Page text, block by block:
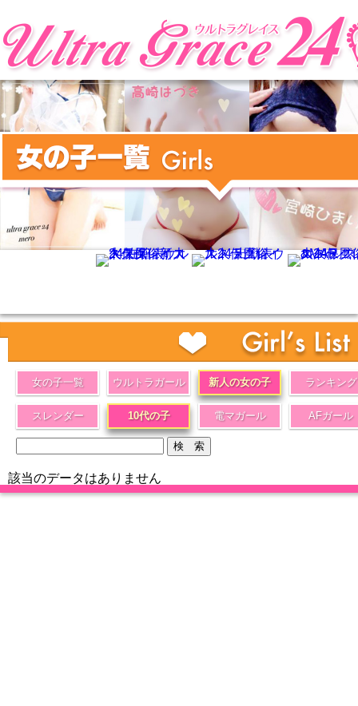
女の子一覧 ウルトラガール 新人の女の子 ランキング
スレンダー 10代の子 電マガール AFガール
該当のデータはありません